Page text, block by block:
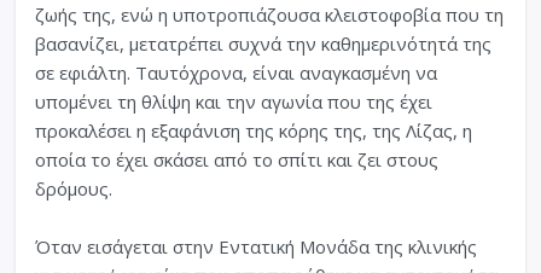
ζωής της, ενώ η υποτροπιάζουσα κλειστοφοβία που τη
βασανίζει, μετατρέπει συχνά την καθημερινότητά της
σε εφιάλτη. Ταυτόχρονα, είναι αναγκασμένη να
υπομένει τη θλίψη και την αγωνία που της έχει
προκαλέσει η εξαφάνιση της κόρης της, της Λίζας, η
οποία το έχει σκάσει από το σπίτι και ζει στους
δρόμους.
Όταν εισάγεται στην Εντατική Μονάδα της κλινικής